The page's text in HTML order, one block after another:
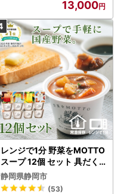
13,000
レンジで1分 野菜をMOTTO
スープ 12個 セット 具だく
さんスープ 朝食 惣菜 国産
野菜 常温保存
静岡県静岡市
(53)